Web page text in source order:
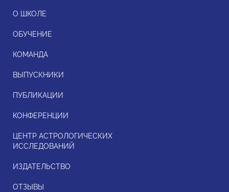
О ШКОЛЕ
ОБУЧЕНИЕ
КОМАНДА
ВЫПУСКНИКИ
ПУБЛИКАЦИИ
КОНФЕРЕНЦИИ
ЦЕНТР АСТРОЛОГИЧЕСКИХ
ИССЛЕДОВАНИЙ
ИЗДАТЕЛЬСТВО
ОТЗЫВЫ